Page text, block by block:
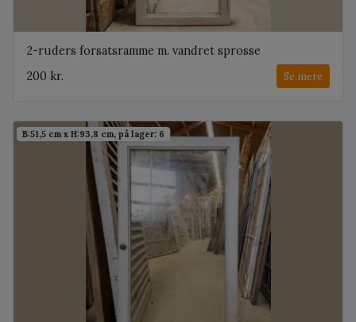
2-ruders forsatsramme m. vandret sprosse
200 kr.
Se mere
B:51,5 cm x H:93,8 cm, på lager: 6